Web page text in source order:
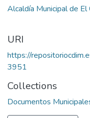
Alcaldía Municipal de El
URI
https://
3951
Collections
Documentos